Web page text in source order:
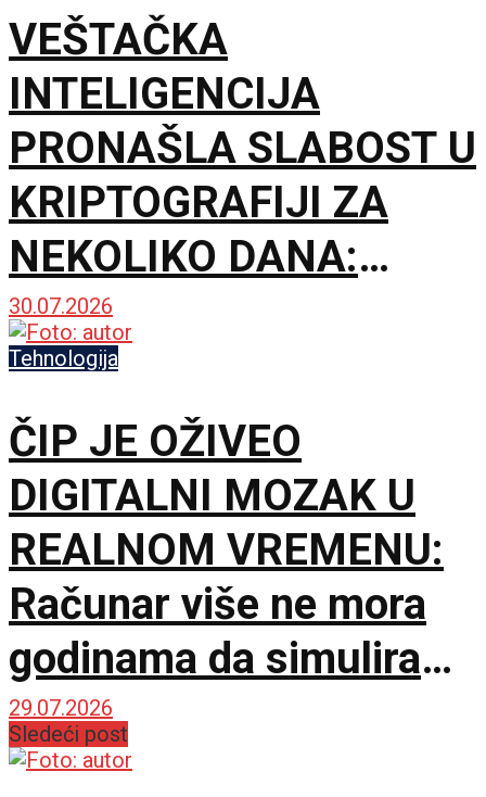
VEŠTAČKA
INTELIGENCIJA
PRONAŠLA SLABOST U
KRIPTOGRAFIJI ZA
NEKOLIKO DANA:
Lozinke nisu probijene,
ali upozorenje je
ozbiljno
30.07.2026
Tehnologija
ČIP JE OŽIVEO
DIGITALNI MOZAK U
REALNOM VREMENU:
Računar više ne mora
godinama da simulira
nekoliko sekundi
29.07.2026
Sledeći post